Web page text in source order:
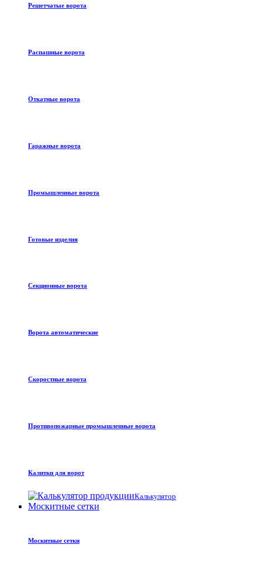
Решетчатые ворота
Распашные ворота
Откатные ворота
Гаражные ворота
Промышленные ворота
Готовые изделия
Секционные ворота
Ворота автоматические
Скоростные ворота
Противопожарные промышленные ворота
Калитки для ворот
Калькулятор
Москитные сетки
Москитные сетки